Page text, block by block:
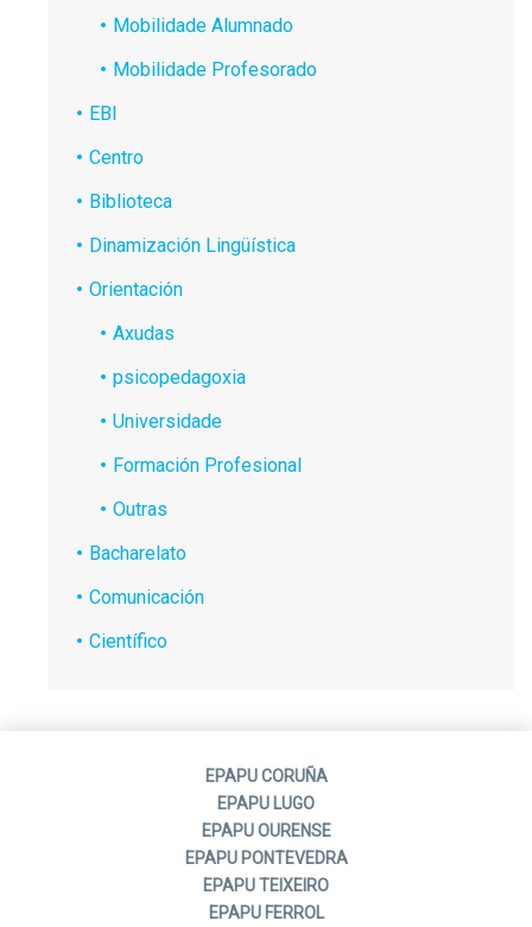
Mobilidade Alumnado
Mobilidade Profesorado
EBI
Centro
Biblioteca
Dinamización Lingüística
Orientación
Axudas
psicopedagoxia
Universidade
Formación Profesional
Outras
Bacharelato
Comunicación
Científico
EPAPU CORUÑA
EPAPU LUGO
EPAPU OURENSE
EPAPU PONTEVEDRA
EPAPU TEIXEIRO
EPAPU FERROL